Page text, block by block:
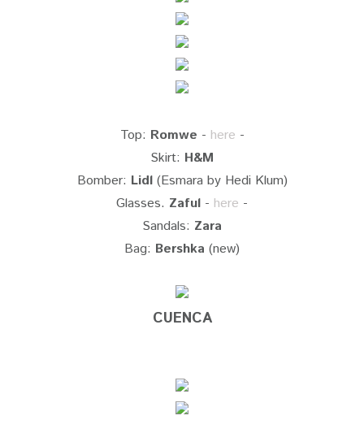
Top: Romwe - here -
Skirt: H&M
Bomber: Lidl(Esmara by Hedi Klum)
Glasses. Zaful - here -
Sandals: Zara
Bag: Bershka (new)
CUENCA